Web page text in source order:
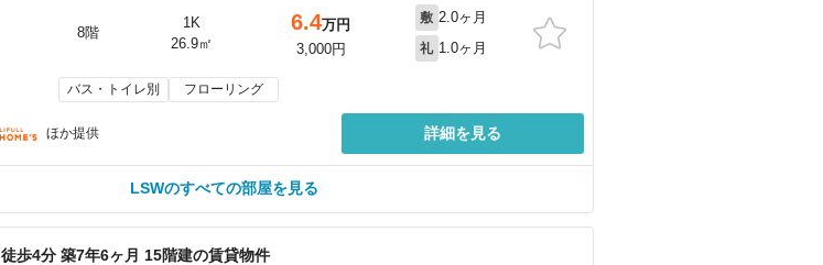
8階
1K
26.9㎡
6.4万円
3,000円
敷 2.0ヶ月
礼 1.0ヶ月
バス・トイレ別 フローリング
ほか提供 詳細を見る
LSWのすべての部屋を見る
歩4分 築7年6ヶ月 15階建の賃貸物件